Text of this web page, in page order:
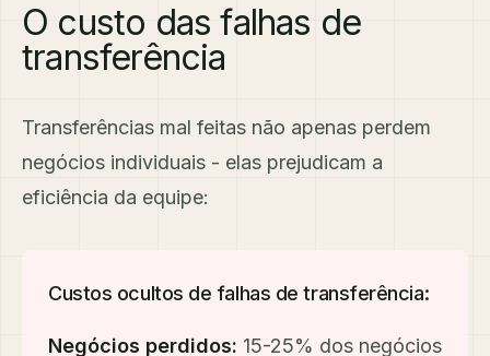
O custo das falhas de
transferência
Transferências mal feitas não apenas perdem
negócios individuais - elas prejudicam a
eficiência da equipe:
Custos ocultos de falhas de transferência:
Negócios perdidos: 15-25% dos negócios